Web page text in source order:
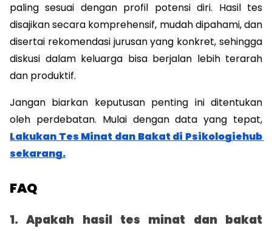
paling sesuai dengan profil potensi diri. Hasil tes
disajikan secara komprehensif, mudah dipahami, dan
disertai rekomendasi jurusan yang konkret, sehingga
diskusi dalam keluarga bisa berjalan lebih terarah
dan produktif.
Jangan biarkan keputusan penting ini ditentukan
oleh perdebatan. Mulai dengan data yang tepat,
Lakukan Tes Minat dan Bakat di Psikologiehub
sekarang.
FAQ
1. Apakah hasil tes minat dan bakat